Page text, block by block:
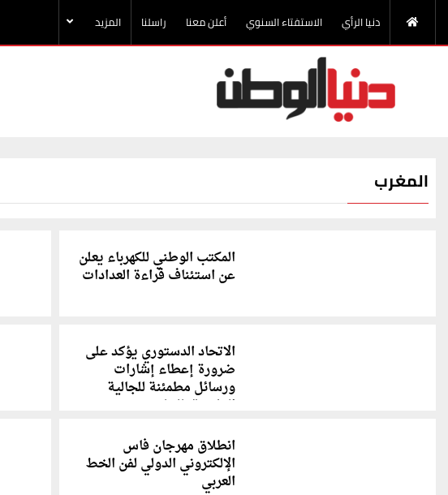
دنيا الرأي الاستفتاء السنوي أعلن معنا راسلنا المزيد
المغرب
المكتب الوطني للكهرباء يعلن
عن استئناف قراءة العدادات
الاتحاد الدستوري يؤكد على
ضرورة إعطاء إشارات
ورسائل مطمئنة للجالية
المغربية بالخارج
انطلاق مهرجان فاس
الإلكتروني الدولي لفن الخط
العربي